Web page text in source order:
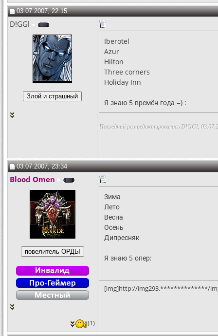
03.07.2007, 22:15
D!GGl
Iberotel
Azur
Hilton
Three corners
Holiday Inn
Я знаю 5 времён года =) :
Последний раз редактировалось D!GGl;
03.07.2007, 23:34
Blood Omen
Зима
Лето
Весна
Осень
Дипресняк
Я знаю 5 опер:
[img]http://img293.**************/
(1)